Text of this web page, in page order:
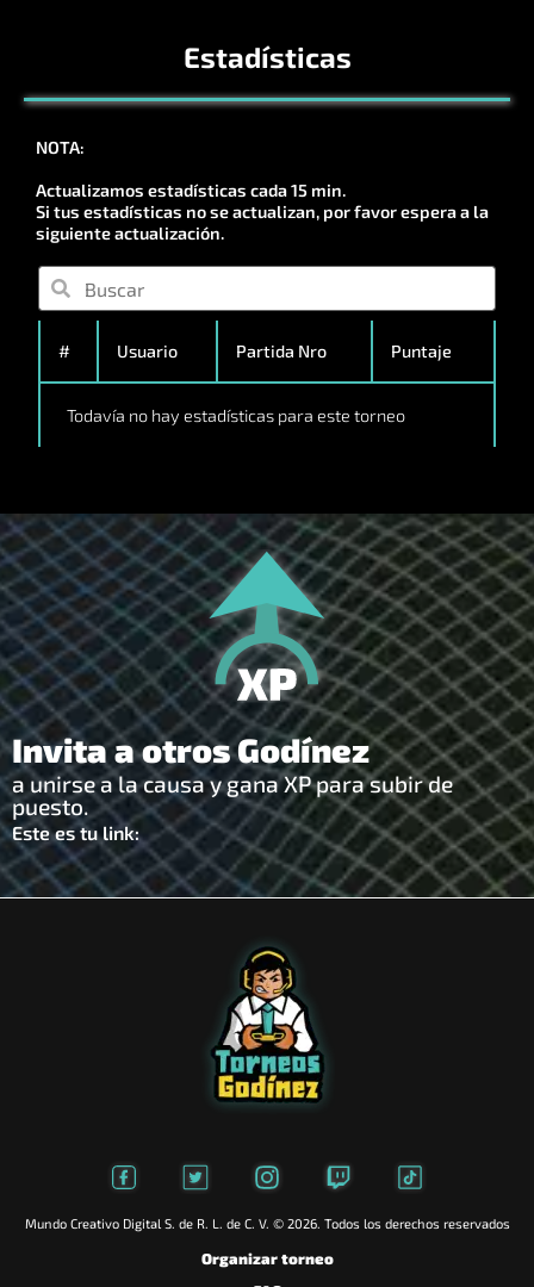
Estadísticas
NOTA:
Actualizamos estadísticas cada 15 min.
Si tus estadísticas no se actualizan, por favor espera a la
siguiente actualización.
# Usuario Partida Nro Puntaje
Todavía no hay estadísticas para este torneo
Invita a otros Godínez
a unirse a la causa y gana XP para subir de
puesto.
Este es tu link:
Mundo Creativo Digital S. de R. L. de C. V. © 2026. Todos los derechos reservados
Organizar torneo